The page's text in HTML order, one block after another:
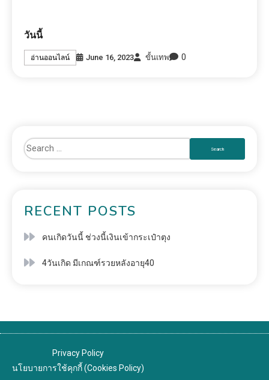
วันนี้
อ่านออนไลน์ June 16, 2023 ขั้นเทพ 0
RECENT POSTS
คนเกิดวันนี้ ช่วงนี้เงินเข้ากระเป๋าตุง
4วันเกิด มีเกณฑ์รวยหลังอายุ40
Privacy Policy
นโยบายการใช้คุกกี้ (Cookies Policy)